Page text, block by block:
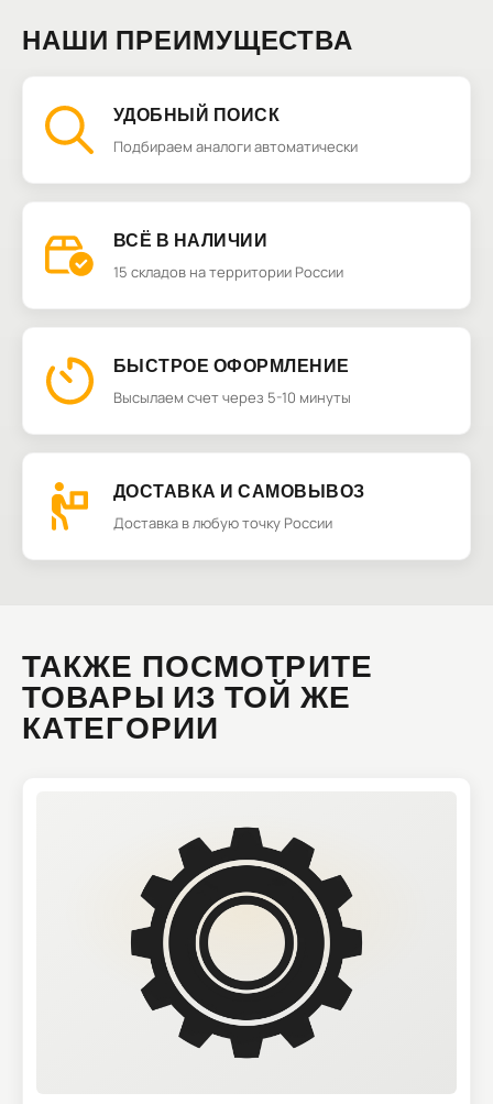
НАШИ ПРЕИМУЩЕСТВА
УДОБНЫЙ ПОИСК
Подбираем аналоги автоматически
ВСЁ В НАЛИЧИИ
15 складов на территории России
БЫСТРОЕ ОФОРМЛЕНИЕ
Высылаем счет через 5-10 минуты
ДОСТАВКА И САМОВЫВОЗ
Доставка в любую точку России
ТАКЖЕ ПОСМОТРИТЕ
ТОВАРЫ ИЗ ТОЙ ЖЕ
КАТЕГОРИИ